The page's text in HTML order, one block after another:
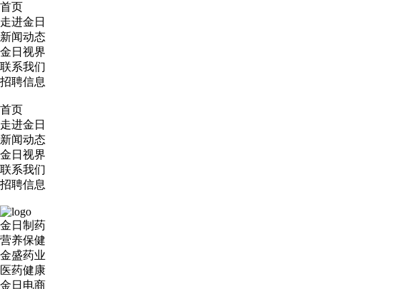
首页
走进金日
新闻动态
金日视界
联系我们
招聘信息
首页
走进金日
新闻动态
金日视界
联系我们
招聘信息
金日制药
营养保健
金盛药业
医药健康
金日电商